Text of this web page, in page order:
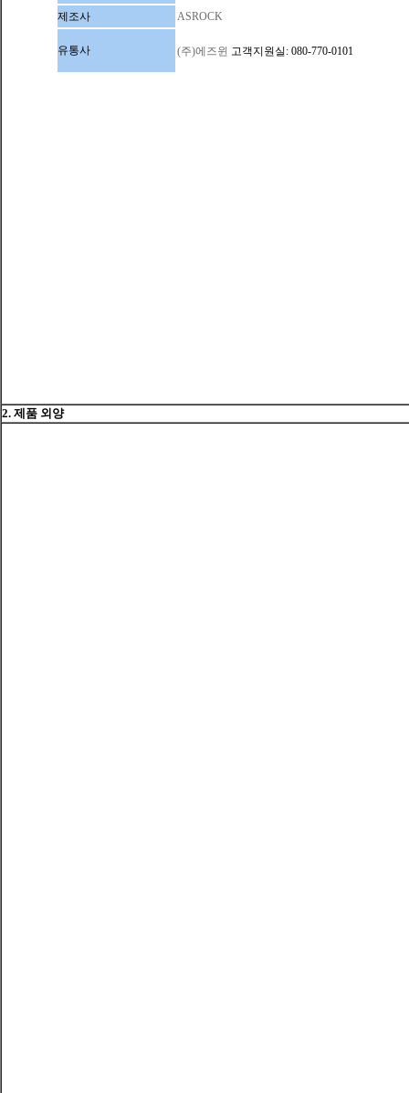
제조사 ASROCK
유통사 (주)에즈윈 고객지원실: 080-770-0101
2. 제품 외양